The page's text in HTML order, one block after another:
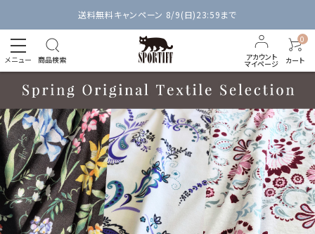
送料無料キャンペーン 8/9(日)23:59まで
メニュー 商品検索 アカウント
マイページ
0
カート